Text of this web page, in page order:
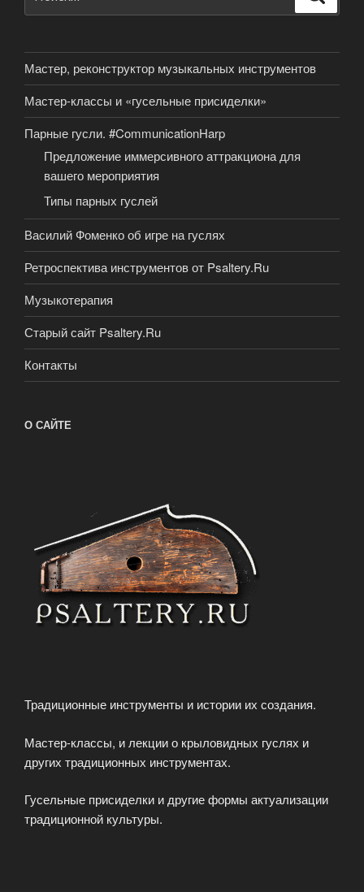
Мастер, реконструктор музыкальных инструментов
Мастер-классы и «гусельные присиделки»
Парные гусли. #CommunicationHarp
Предложение иммерсивного аттракциона для
вашего мероприятия
Типы парных гуслей
Василий Фоменко об игре на гуслях
Ретроспектива инструментов от Psaltery.Ru
Музыкотерапия
Старый сайт Psaltery.Ru
Контакты
О САЙТЕ
Традиционные инструменты и истории их создания.
Мастер-классы, и лекции о крыловидных гуслях и
других традиционных инструментах.
Гусельные присиделки и другие формы актуализации
традиционной культуры.